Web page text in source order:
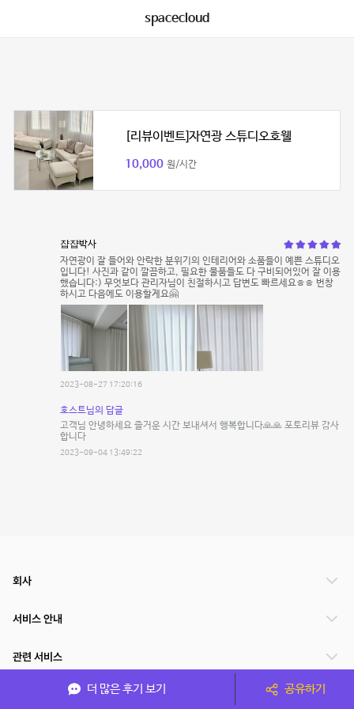
spacecloud
[리뷰이벤트]자연광 스튜디오호웰
10,000 원/시간
쟙쟙박사
자연광이 잘 들어와 안락한 분위기의 인테리어와 소품들이 예쁜 스튜디오
입니다! 사진과 같이 깔끔하고, 필요한 물품들도 다 구비되어있어 잘 이용
했습니다:) 무엇보다 관리자님이 친절하시고 답변도 빠르세요ㅎㅎ 번창
하시고 다음에도 이용할게요🤗
2023-08-27 17:20:16
호스트님의 답글
고객님 안녕하세요 즐거운 시간 보내셔서 행복합니다🙏🙏 포토리뷰 감사
합니다
2023-09-04 13:49:22
더 많은 후기 보기 공유하기
회사
서비스 안내
관련 서비스